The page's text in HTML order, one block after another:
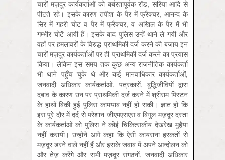
चारों मज़दूर कार्यकर्ताओं को बर्बरतापूर्वक रॉड, सरिया आदि से
पीटते रहे। इसके कारण तपीश के पैर में फ्रैक्चर, आनन्द के
सिर में गहरी चोट व पैर में फ्रैक्चर, व अखिल के पैर में भी
गम्भीर चोटें आयी हैं। इसके बाद पुलिस उन्हें थाने ले गयी और
वहाँ पर हमलावरों के विरुद्ध प्राथमिकी दर्ज करने की बजाय इन
चारों मज़दूर कार्यकर्ताओं पर ही प्राथमिकी दर्ज करने का प्रयास
किया। लेकिन इस समय तक कुछ अन्य राजनीतिक कार्यकर्ता
भी थाने पहुँच चुके थे और कई मानवाधिकार कार्यकर्ताओं,
जनवादी अधिकार कार्यकर्ताओं, पत्रकारों, बुद्धिजीवियों द्वारा
दबाव के कारण उन पर प्राथमिकी दर्ज करने में श्रीराम पिस्टन
के हाथों बिकी हुई पुलिस कामयाब नहीं हो सकी। ज्ञात हो कि
इस पूरे दौर में दर्द से परेशान जीएमएसएस व बिगुल मज़दूर दस्ता
के कार्यकर्ताओं को पुलिस ने कोई चिकित्सकीय देखरेख मुहैया
नहीं करायी। उन्होने आगे कहा कि ऐसी कायराना हरकतों से
मज़दूर डरने वाले नहीं हैं और इसके जवाब में अपने आन्दोलन को
और तेज़ करेंगे और सभी मज़दूर संगठनों, जनवादी अधिकार